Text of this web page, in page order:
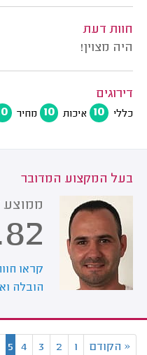
חוות דעת
היה מצוין!
דירוגים
כללי 10 איכות 10 מחיר
בעל המקצוע המדובר
ממוצע
קראו
הובלה
« הקודם 1
2
3
4
5